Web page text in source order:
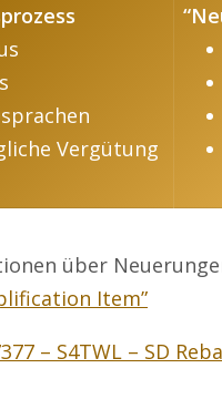
Vergütung
über
Item”
– S4TWL – SD